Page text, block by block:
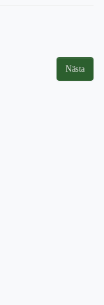
Nästa